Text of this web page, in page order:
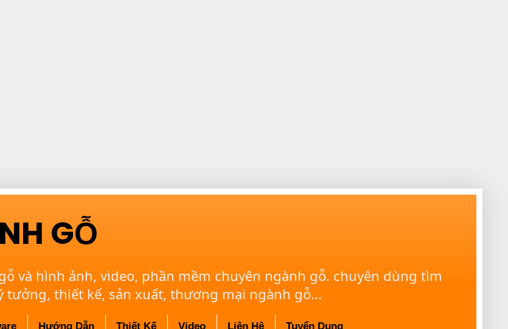
GỖ
và hình ảnh, video, phần mềm chuyên ngành gỗ. chuyên dùng tìm
thiết kế, sản xuất, thương mại ngành gỗ...
Hướng Dẫn Thiết Kế Video Liên Hệ Tuyển Dụng